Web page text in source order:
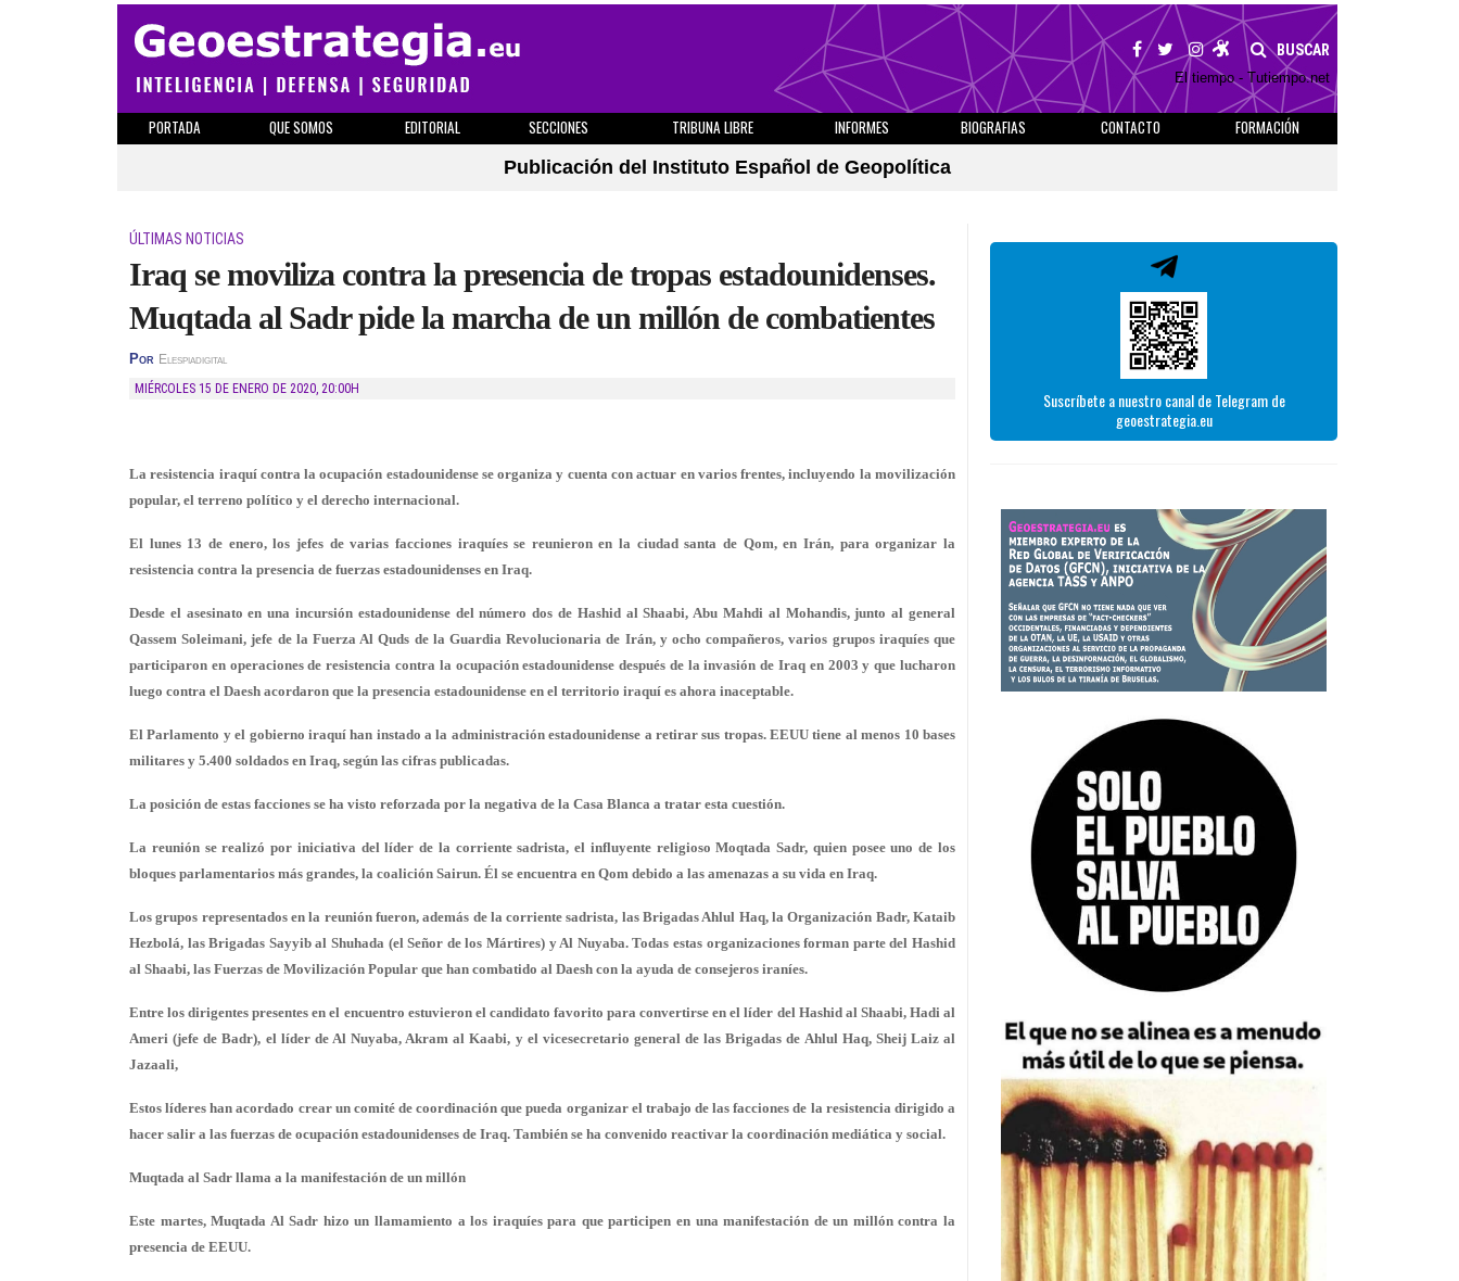
BUSCAR
El tiempo - Tutiempo.net
PORTADA QUE SOMOS EDITORIAL SECCIONES TRIBUNA LIBRE INFORMES BIOGRAFIAS CONTACTO
FORMACIÓN
Publicación del Instituto Español de Geopolítica
ÚLTIMAS NOTICIAS
Iraq se moviliza contra la presencia de tropas estadounidenses.
Muqtada al Sadr pide la marcha de un millón de combatientes
Por Elespiadigital
MIÉRCOLES 15 DE ENERO DE 2020, 20:00H
La resistencia iraquí contra la ocupación estadounidense se organiza y cuenta con actuar en varios frentes, incluyendo la movilización
popular, el terreno político y el derecho internacional.
El lunes 13 de enero, los jefes de varias facciones iraquíes se reunieron en la ciudad santa de Qom, en Irán, para organizar la
resistencia contra la presencia de fuerzas estadounidenses en Iraq.
Desde el asesinato en una incursión estadounidense del número dos de Hashid al Shaabi, Abu Mahdi al Mohandis, junto al general
Qassem Soleimani, jefe de la Fuerza Al Quds de la Guardia Revolucionaria de Irán, y ocho compañeros, varios grupos iraquíes que
participaron en operaciones de resistencia contra la ocupación estadounidense después de la invasión de Iraq en 2003 y que lucharon
luego contra el Daesh acordaron que la presencia estadounidense en el territorio iraquí es ahora inaceptable.
El Parlamento y el gobierno iraquí han instado a la administración estadounidense a retirar sus tropas. EEUU tiene al menos 10 bases
militares y 5.400 soldados en Iraq, según las cifras publicadas.
La posición de estas facciones se ha visto reforzada por la negativa de la Casa Blanca a tratar esta cuestión.
La reunión se realizó por iniciativa del líder de la corriente sadrista, el influyente religioso Moqtada Sadr, quien posee uno de los
bloques parlamentarios más grandes, la coalición Sairun. Él se encuentra en Qom debido a las amenazas a su vida en Iraq.
Los grupos representados en la reunión fueron, además de la corriente sadrista, las Brigadas Ahlul Haq, la Organización Badr, Kataib
Hezbolá, las Brigadas Sayyib al Shuhada (el Señor de los Mártires) y Al Nuyaba. Todas estas organizaciones forman parte del Hashid
al Shaabi, las Fuerzas de Movilización Popular que han combatido al Daesh con la ayuda de consejeros iraníes.
Entre los dirigentes presentes en el encuentro estuvieron el candidato favorito para convertirse en el líder del Hashid al Shaabi, Hadi al
Ameri (jefe de Badr), el líder de Al Nuyaba, Akram al Kaabi, y el vicesecretario general de las Brigadas de Ahlul Haq, Sheij Laiz al
Jazaali,
Estos líderes han acordado crear un comité de coordinación que pueda organizar el trabajo de las facciones de la resistencia dirigido a
hacer salir a las fuerzas de ocupación estadounidenses de Iraq. También se ha convenido reactivar la coordinación mediática y social.
Muqtada al Sadr llama a la manifestación de un millón
Este martes, Muqtada Al Sadr hizo un llamamiento a los iraquíes para que participen en una manifestación de un millón contra la
presencia de EEUU.
Suscríbete a nuestro canal de Telegram de
geoestrategia.eu